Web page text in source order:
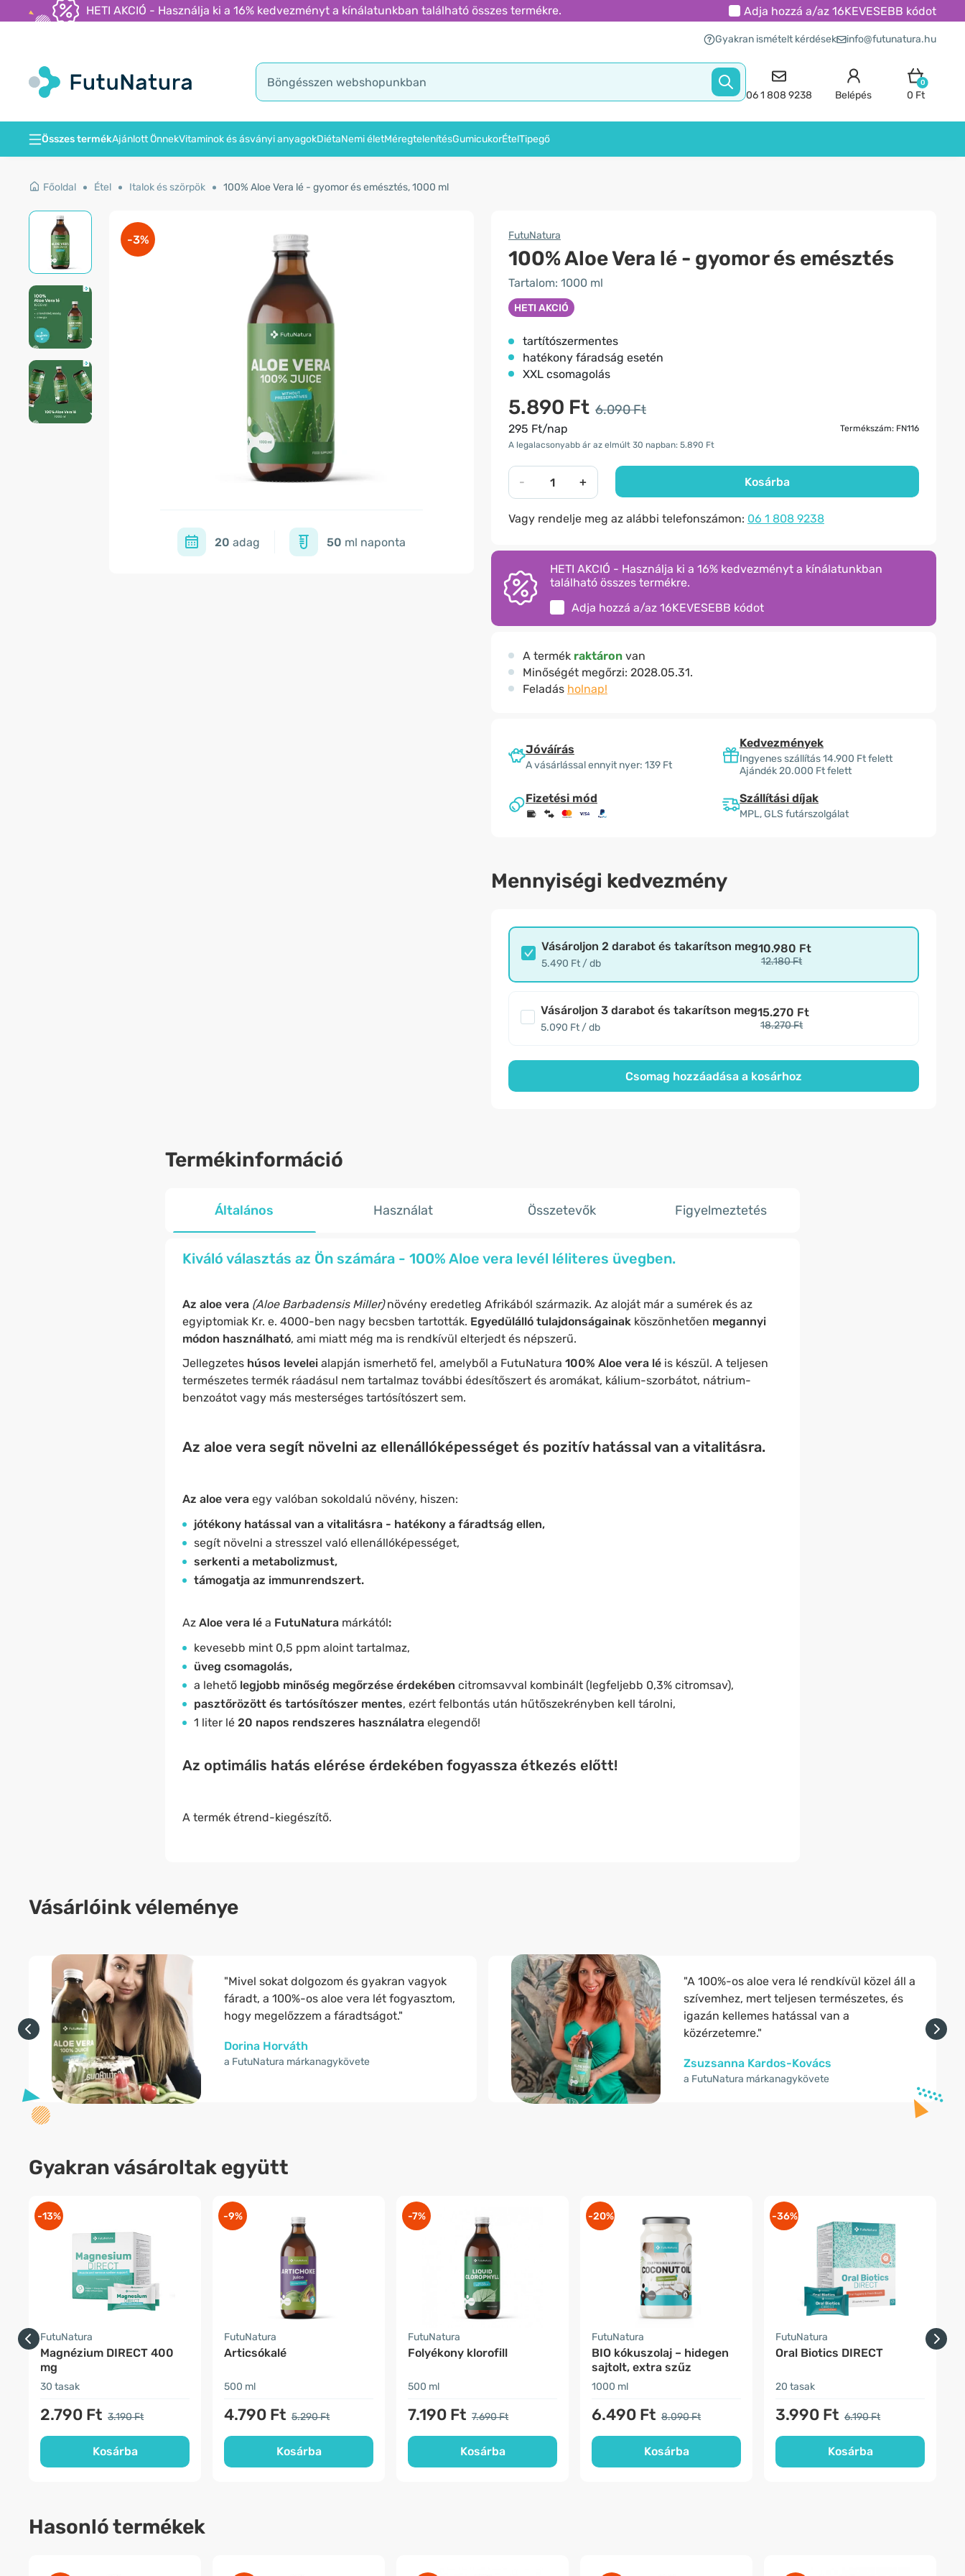
HETI AKCIÓ - Használja ki a 16% kedvezményt a kínálatunkban található összes termékre. Adja hozzá a/az 16KEVESEBB kódot
Gyakran ismételt kérdések info@futunatura.hu
06 1 808 9238 Belépés
0
0 Ft
Összes termékAjánlott ÖnnekVitaminok és ásványi anyagokDiétaNemi életMéregtelenítésGumicukorÉtelTipegő
Főoldal Étel Italok és szörpök 100% Aloe Vera lé - gyomor és emésztés, 1000 ml
-3%
20 adag 50 ml naponta
FutuNatura
100% Aloe Vera lé - gyomor és emésztés
Tartalom: 1000 ml
HETI AKCIÓ
tartítószermentes
hatékony fáradság esetén
XXL csomagolás
5.890 Ft 6.090 Ft
295 Ft/nap
Termékszám: FN116
A legalacsonyabb ár az elmúlt 30 napban: 5.890 Ft
- + Kosárba
Vagy rendelje meg az alábbi telefonszámon: 06 1 808 9238
HETI AKCIÓ - Használja ki a 16% kedvezményt a kínálatunkban
található összes termékre.
Adja hozzá a/az 16KEVESEBB kódot
A termék raktáron van
Minőségét megőrzi: 2028.05.31.
Feladás holnap!
Jóváírás
A vásárlással ennyit nyer: 139 Ft
Kedvezmények
Ingyenes szállítás 14.900 Ft felett
Ajándék 20.000 Ft felett
Fizetési mód Szállítási díjak
MPL, GLS futárszolgálat
Mennyiségi kedvezmény
Vásároljon 2 darabot és takarítson meg
5.490 Ft / db
10.980 Ft
12.180 Ft
Vásároljon 3 darabot és takarítson meg
5.090 Ft / db
15.270 Ft
18.270 Ft
Csomag hozzáadása a kosárhoz
Termékinformáció
Általános Használat Összetevők Figyelmeztetés
Kiváló választás az Ön számára - 100% Aloe vera levél léliteres üvegben.
Az aloe vera (Aloe Barbadensis Miller)növény eredetleg Afrikából származik. Az aloját már a sumérek és az
egyiptomiak Kr. e. 4000-ben nagy becsben tartották. Egyedülálló tulajdonságainakköszönhetően megannyi
módon használható, ami miatt még ma is rendkívül elterjedt és népszerű.
Jellegzetes húsos leveleialapján ismerhető fel, amelyből a FutuNatura 100% Aloe vera lé is készül. A teljesen
természetes termék ráadásul nem tartalmaz további édesítőszert és aromákat, kálium-szorbátot, nátrium-
benzoátot vagy más mesterséges tartósítószert sem.
Az aloe vera segít növelni az ellenállóképességet és pozitív hatással van a vitalitásra.
Az aloe vera egy valóban sokoldalú növény, hiszen:
jótékony hatással van a vitalitásra - hatékony a fáradtság ellen,
segít növelni a stresszel való ellenállóképességet,
serkenti a metabolizmust,
támogatja az immunrendszert.
Az Aloe vera lé a FutuNatura márkától:
kevesebb mint 0,5 ppm aloint tartalmaz,
üveg csomagolás,
a lehető legjobb minőség megőrzése érdekében citromsavval kombinált (legfeljebb 0,3% citromsav),
pasztőrözött és tartósítószer mentes, ezért felbontás után hűtőszekrényben kell tárolni,
1 liter lé 20 napos rendszeres használatraelegendő!
Az optimális hatás elérése érdekében fogyassza étkezés előtt!
A termék étrend-kiegészítő.
Vásárlóink véleménye
"Mivel sokat dolgozom és gyakran vagyok
fáradt, a 100%-os aloe vera lét fogyasztom,
hogy megelőzzem a fáradtságot."
Dorina Horváth
a FutuNatura márkanagykövete
"A 100%-os aloe vera lé rendkívül közel áll a
szívemhez, mert teljesen természetes, és
igazán kellemes hatással van a
közérzetemre."
Zsuzsanna Kardos-Kovács
a FutuNatura márkanagykövete
Gyakran vásároltak együtt
-13%
FutuNatura
Magnézium DIRECT 400
mg
30 tasak
2.790 Ft 3.190 Ft
Kosárba
-9%
FutuNatura
Articsókalé
500 ml
4.790 Ft 5.290 Ft
Kosárba
-7%
FutuNatura
Folyékony klorofill
500 ml
7.190 Ft 7.690 Ft
Kosárba
-20%
FutuNatura
BIO kókuszolaj – hidegen
sajtolt, extra szűz
1000 ml
6.490 Ft 8.090 Ft
Kosárba
-36%
FutuNatura
Oral Biotics DIRECT
20 tasak
3.990 Ft 6.190 Ft
Kosárba
Hasonló termékek